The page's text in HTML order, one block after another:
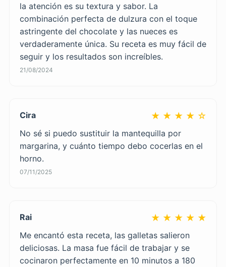
la atención es su textura y sabor. La
combinación perfecta de dulzura con el toque
astringente del chocolate y las nueces es
verdaderamente única. Su receta es muy fácil de
seguir y los resultados son increíbles.
21/08/2024
Cira ★ ★ ★ ★ ☆
No sé si puedo sustituir la mantequilla por
margarina, y cuánto tiempo debo cocerlas en el
horno.
07/11/2025
Rai ★ ★ ★ ★ ★
Me encantó esta receta, las galletas salieron
deliciosas. La masa fue fácil de trabajar y se
cocinaron perfectamente en 10 minutos a 180